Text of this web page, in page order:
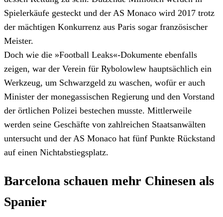
Spielerkäufe gesteckt und der AS Monaco wird 2017 trotz
der mächtigen Konkurrenz aus Paris sogar französischer
Meister.
Doch wie die »Football Leaks«-Dokumente ebenfalls
zeigen, war der Verein für Rybolowlew hauptsächlich ein
Werkzeug, um Schwarzgeld zu waschen, wofür er auch
Minister der monegassischen Regierung und den Vorstand
der örtlichen Polizei bestechen musste. Mittlerweile
werden seine Geschäfte von zahlreichen Staatsanwälten
untersucht und der AS Monaco hat fünf Punkte Rückstand
auf einen Nichtabstiegsplatz.
Barcelona schauen mehr Chinesen als
Spanier